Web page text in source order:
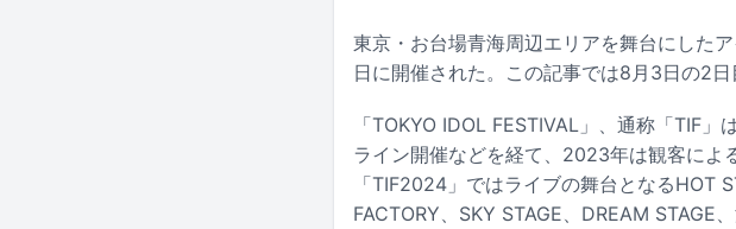
東京・お台場青海周辺エリアを舞台にした
日に開催された。この記事では8月3日の2日
「TOKYO IDOL FESTIVAL」、通称「TIF
ライン開催などを経て、2023年は観客によ
「TIF2024」ではライブの舞台となるHOT
FACTORY、SKY STAGE、DREAM STAGE